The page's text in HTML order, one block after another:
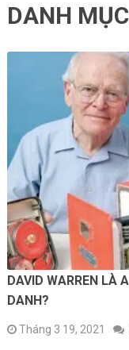
DANH
DAVID WARREN LÀ
DANH?
Tháng 3 19, 2021